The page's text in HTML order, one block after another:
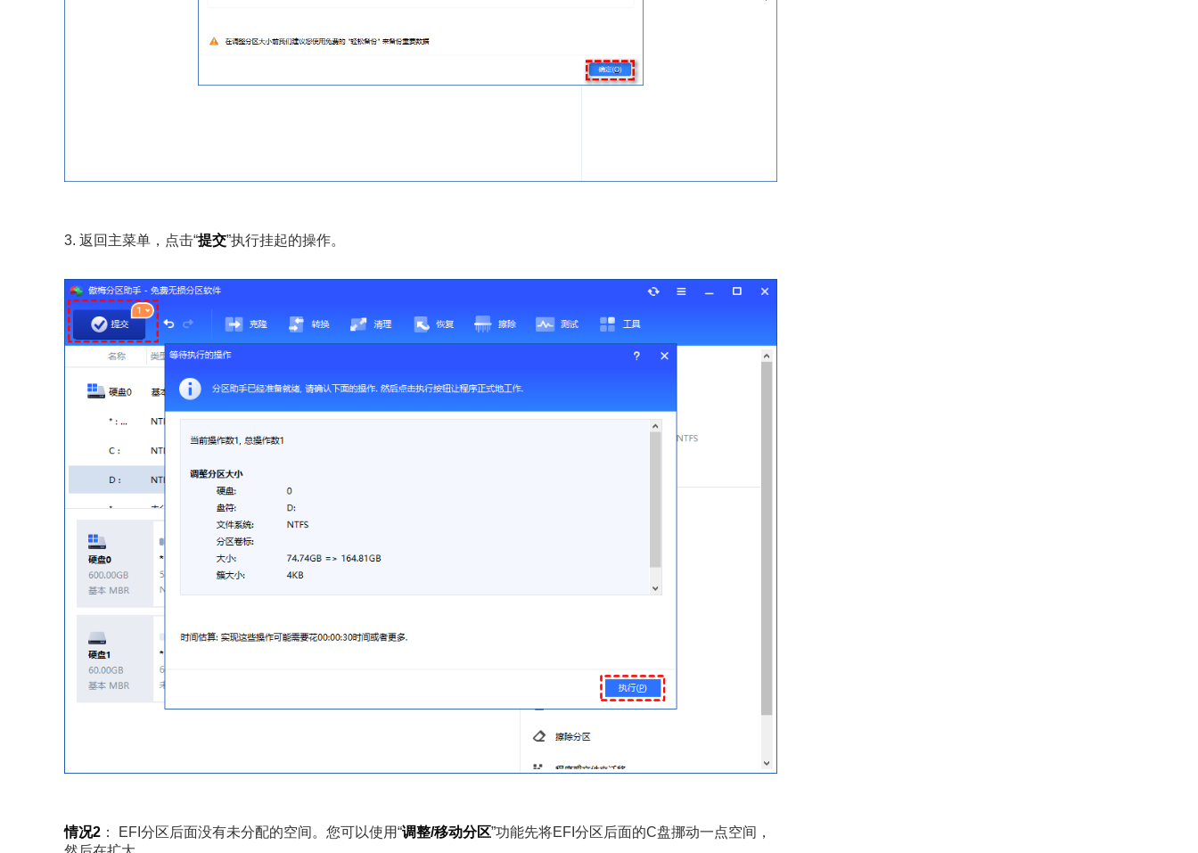
3. 返回主菜单，点击“提交”执行挂起的操作。
情况2 ： EFI分区后面没有未分配的空间。您可以使用“调整/移动分区”功能先将EFI分区后面的C盘挪动一点空间，